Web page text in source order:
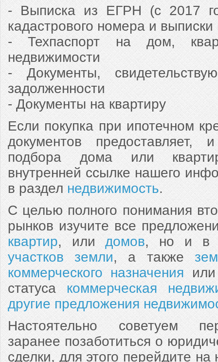
- Выписка из ЕГРН (с 2017
кадастрового номера и
- Техпаспорт на дом,
недвижимости
- Документы,
задолженности
- Документы на квартиру
Если покупка при ипотечном
документов предоставляет,
подбора дома или
внутренней ссылке нашего
в разделнедвижимость.
С целью полного понимания
рынков изучите все
квартир, илидомов, но и в
участков земли, а также
коммерческого назначенияили
статусакоммерческая
другие предложения
Настоятельно советуем
заранее позаботиться о
сделки, для этого перейдите